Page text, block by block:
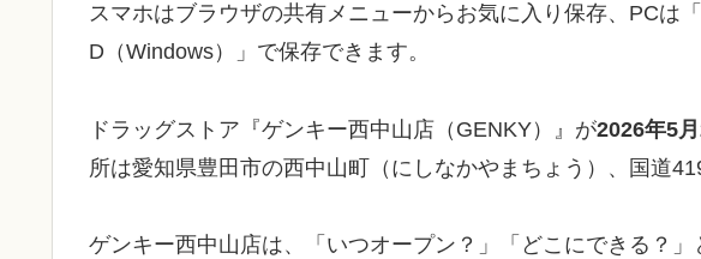
スマホはブラウザの共有メニューからお気に入り保存、PCは
D（Windows）」で保存できます。
ドラッグストア『ゲンキー西中山店（GENKY）』が2026年5
所は愛知県豊田市の西中山町（にしなかやまちょう）、国道
ゲンキー西中山店は、「いつオープン？」「どこにできる？」